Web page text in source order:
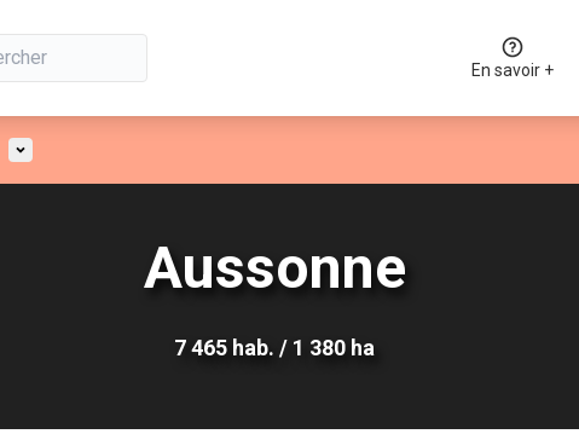
En savoir +
Menu utilisateur
Aussonne
7 465 hab. / 1 380 ha